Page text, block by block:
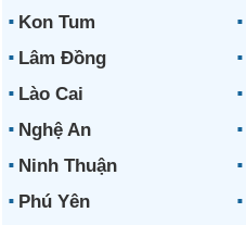
Kon Tum
Lâm Đồng
Lào Cai
Nghệ An
Ninh Thuận
Phú Yên